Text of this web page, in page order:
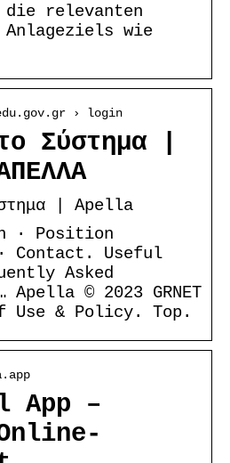
relevanten
Anlageziels wie
› login
Σύστημα |
| Apella
· Position
· Contact. Useful
Asked
© 2023 GRNET
Use & Policy. Top.
App –